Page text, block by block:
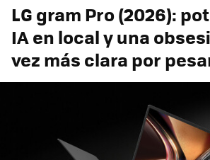
LG gram Pro (2026):
IA en local y una
vez más clara por